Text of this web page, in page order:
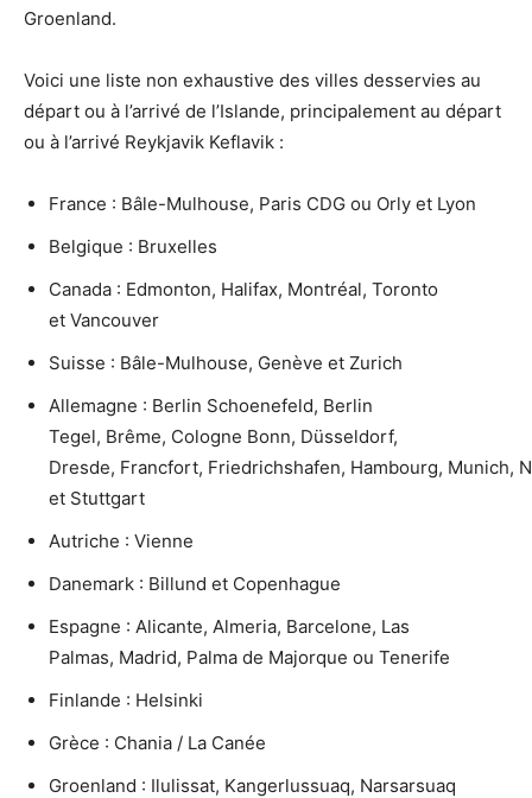
Groenland.
Voici une liste non exhaustive des villes desservies au
départ ou à l’arrivé de l’Islande, principalement au départ
ou à l’arrivé Reykjavik Keflavik :
France : Bâle-Mulhouse, Paris CDG ou Orly et Lyon
Belgique : Bruxelles
Canada : Edmonton, Halifax, Montréal, Toronto
et Vancouver
Suisse : Bâle-Mulhouse, Genève et Zurich
Allemagne : Berlin Schoenefeld, Berlin
Tegel, Brême, Cologne Bonn, Düsseldorf,
Dresde, Francfort, Friedrichshafen, Hambourg, Munich,
et Stuttgart
Autriche : Vienne
Danemark : Billund et Copenhague
Espagne : Alicante, Almeria, Barcelone, Las
Palmas, Madrid, Palma de Majorque ou Tenerife
Finlande : Helsinki
Grèce : Chania / La Canée
Groenland : Ilulissat, Kangerlussuaq, Narsarsuaq